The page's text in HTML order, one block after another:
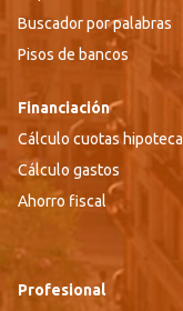
Buscador por palabras
Pisos de bancos
Financiación
Cálculo cuotas hipoteca
Cálculo gastos
Ahorro fiscal
Profesional